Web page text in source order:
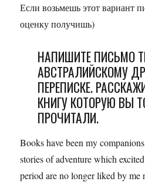
Если возьмешь этот вариант
оценку получишь)
НАПИШИТЕ ПИСЬМО
АВСТРАЛИЙСКОМУ
ПЕРЕПИСКЕ.
КНИГУ КОТОРУЮ ВЫ
ПРОЧИТАЛИ.
Books have been my
stories of adventure which
period are no longer liked by